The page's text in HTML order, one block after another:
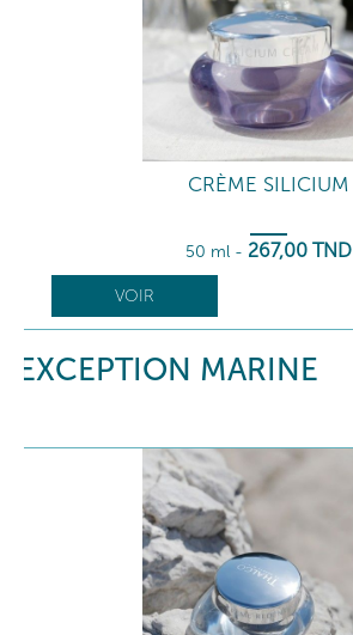
CRÈME SILICIUM
50 ml - 267,00 TND
VOIR
EXCEPTION MARINE